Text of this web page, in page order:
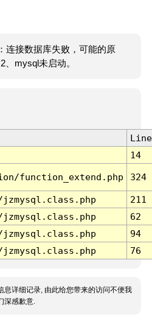
连接数据库失败，可能的原
、mysql未启动。
Line
14
function_extend.php 324
211
62
94
76
息详细记录, 由此给您带来的访问不便我
深感歉意.